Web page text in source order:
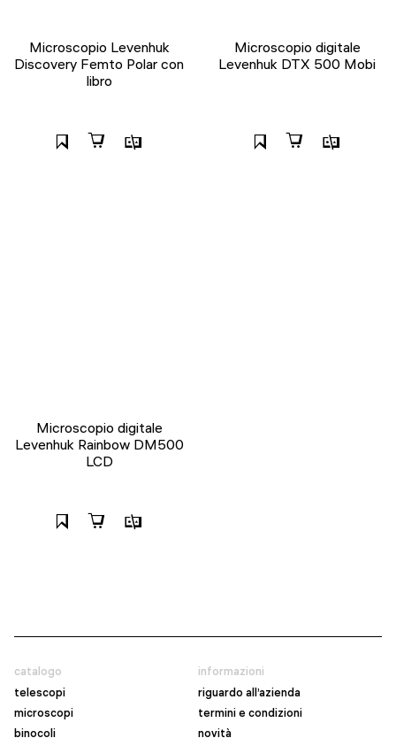
Microscopio Levenhuk
Discovery Femto Polar con
libro
Microscopio digitale
Levenhuk DTX 500 Mobi
Microscopio digitale
Levenhuk Rainbow DM500
LCD
catalogo
telescopi
microscopi
binocoli
informazioni
riguardo all’azienda
termini e condizioni
novità